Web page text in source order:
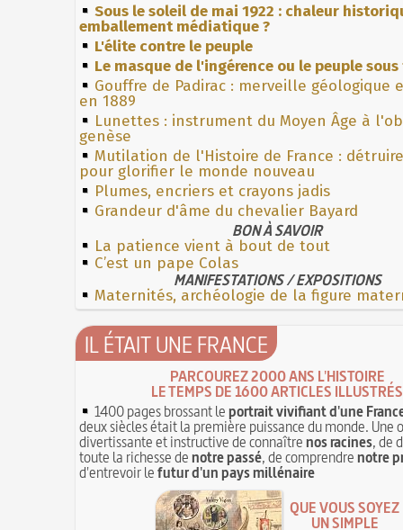
Sous le soleil de mai 1922 : chaleur
emballement médiatique ?
L'élite contre le peuple
Le masque de l'ingérence ou le peuple
Gouffre de Padirac : merveille géologique
en 1889
Lunettes : instrument du Moyen Âge à
genèse
Mutilation de l'Histoire de France :
pour glorifier le monde nouveau
Plumes, encriers et crayons jadis
Grandeur d'âme du chevalier Bayard
BON À SAVOIR
La patience vient à bout de tout
C’est un pape Colas
MANIFESTATIONS / EXPOSITIONS
Maternités, archéologie de la figure
IL ÉTAIT UNE FRANCE
PARCOUREZ 2000 ANS L'HISTOIRE
LE TEMPS DE 1600 ARTICLES ILLUSTRÉS
1400 pages brossant leportrait vivifiant d'une
deux siècles était la première puissance du monde. Une
divertissante et instructive de connaîtrenos racines, de
toute la richesse denotre passé, de comprendrenotre
d'entrevoir lefutur d'un pays millénaire
QUE VOUS SOYEZ
UN SIMPLE